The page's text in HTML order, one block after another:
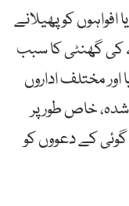
افواہوں کو پھیلانے
گھنٹی کا سبب
اور مختلف اداروں
خاص طور پر
کے دعووں کو